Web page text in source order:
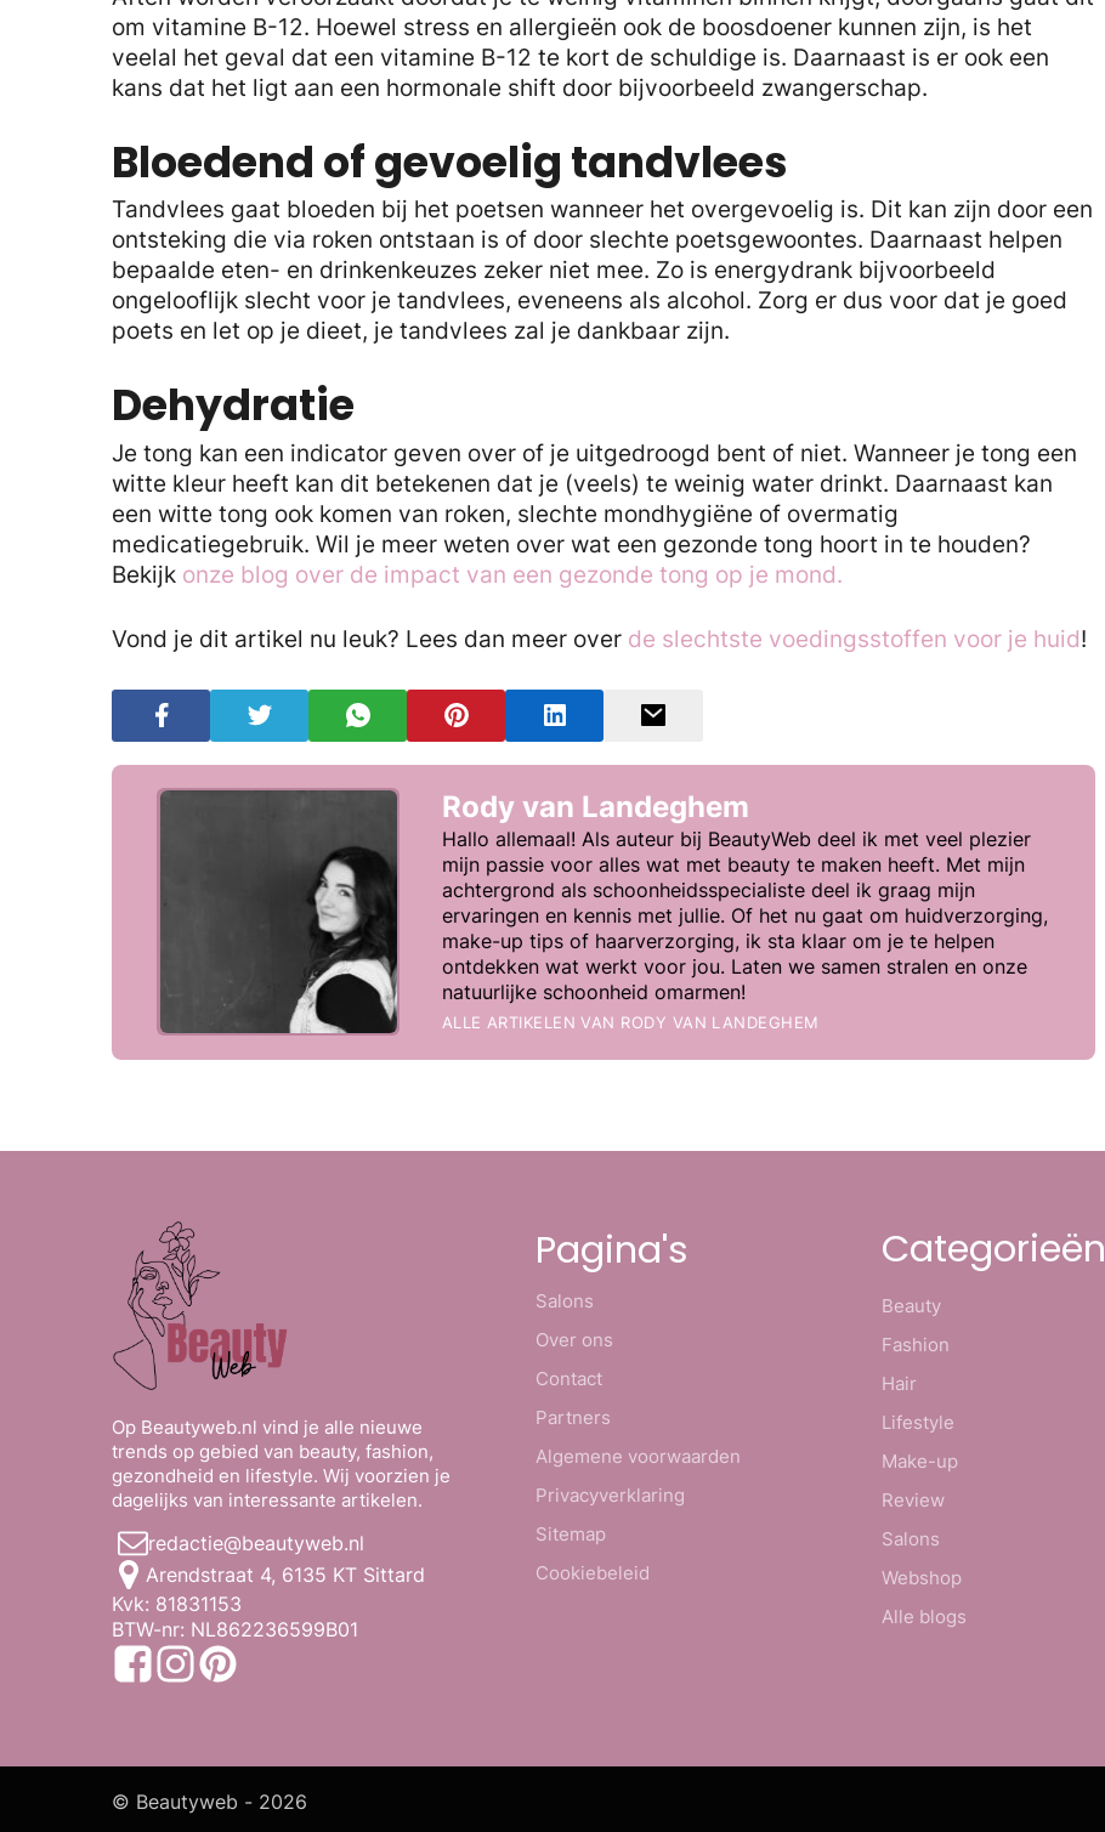
om vitamine B-12. Hoewel stress en allergieën ook de boosdoener kunnen zijn, is het
veelal het geval dat een vitamine B-12 te kort de schuldige is. Daarnaast is er ook een
kans dat het ligt aan een hormonale shift door bijvoorbeeld zwangerschap.
Bloedend of gevoelig tandvlees
Tandvlees gaat bloeden bij het poetsen wanneer het overgevoelig is. Dit kan zijn door een
ontsteking die via roken ontstaan is of door slechte poetsgewoontes. Daarnaast helpen
bepaalde eten- en drinkenkeuzes zeker niet mee. Zo is energydrank bijvoorbeeld
ongelooflijk slecht voor je tandvlees, eveneens als alcohol. Zorg er dus voor dat je goed
poets en let op je dieet, je tandvlees zal je dankbaar zijn.
Dehydratie
Je tong kan een indicator geven over of je uitgedroogd bent of niet. Wanneer je tong een
witte kleur heeft kan dit betekenen dat je (veels) te weinig water drinkt. Daarnaast kan
een witte tong ook komen van roken, slechte mondhygiëne of overmatig
medicatiegebruik. Wil je meer weten over wat een gezonde tong hoort in te houden?
Bekijk onze blog over de impact van een gezonde tong op je mond.
Vond je dit artikel nu leuk? Lees dan meer over de slechtste voedingsstoffen voor je huid!
Rody van Landeghem
Hallo allemaal! Als auteur bij BeautyWeb deel ik met veel plezier
mijn passie voor alles wat met beauty te maken heeft. Met mijn
achtergrond als schoonheidsspecialiste deel ik graag mijn
ervaringen en kennis met jullie. Of het nu gaat om huidverzorging,
make-up tips of haarverzorging, ik sta klaar om je te helpen
ontdekken wat werkt voor jou. Laten we samen stralen en onze
natuurlijke schoonheid omarmen!
ALLE ARTIKELEN VAN RODY VAN LANDEGHEM
Op Beautyweb.nl vind je alle nieuwe
trends op gebied van beauty, fashion,
gezondheid en lifestyle. Wij voorzien je
dagelijks van interessante artikelen.
redactie@beautyweb.nl
Arendstraat 4, 6135 KT Sittard
Kvk: 81831153
BTW-nr: NL862236599B01
Pagina's
Salons
Over ons
Contact
Partners
Algemene voorwaarden
Privacyverklaring
Sitemap
Cookiebeleid
Categorieën
Beauty
Fashion
Hair
Lifestyle
Make-up
Review
Salons
Webshop
Alle blogs
© Beautyweb - 2026